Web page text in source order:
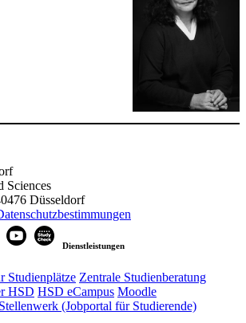
Sciences
Düsseldorf
Dienstleistungen
Studienplätze Zentrale Studienberatung
HSD HSD eCampus Moodle
Stellenwerk (Jobportal für Studierende)